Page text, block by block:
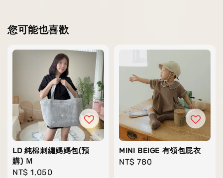
您可能也喜歡
LD 純棉刺繡媽媽包(預
購) Ｍ
Regular
NT$ 1,050
MINI BEIGE 有領包屁衣
Regular
NT$ 780